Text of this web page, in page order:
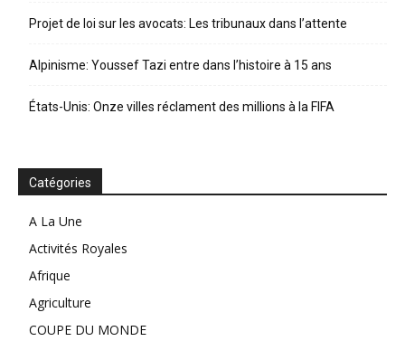
Projet de loi sur les avocats: Les tribunaux dans l’attente
Alpinisme: Youssef Tazi entre dans l’histoire à 15 ans
États-Unis: Onze villes réclament des millions à la FIFA
Catégories
A La Une
Activités Royales
Afrique
Agriculture
COUPE DU MONDE